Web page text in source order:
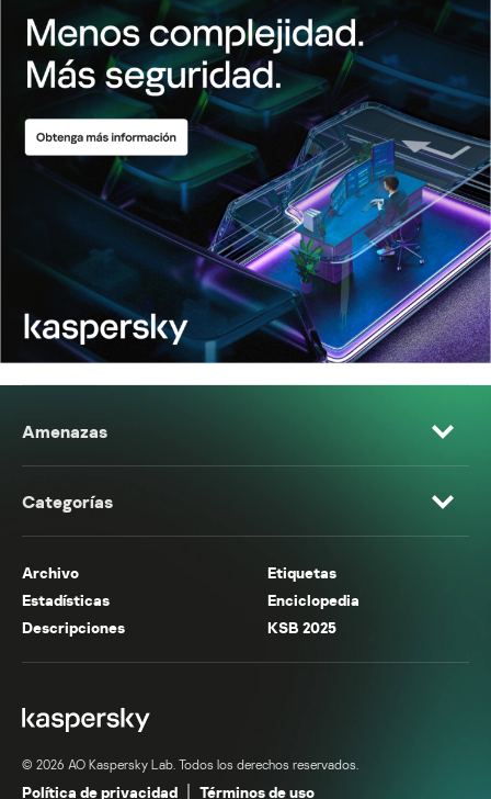
Amenazas
Categorías
Archivo
Etiquetas
Estadísticas
Enciclopedia
Descripciones
KSB 2025
© 2026 AO Kaspersky Lab. Todos los derechos reservados.
Política de privacidad Términos de uso